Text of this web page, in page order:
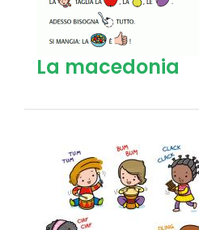
La macedonia